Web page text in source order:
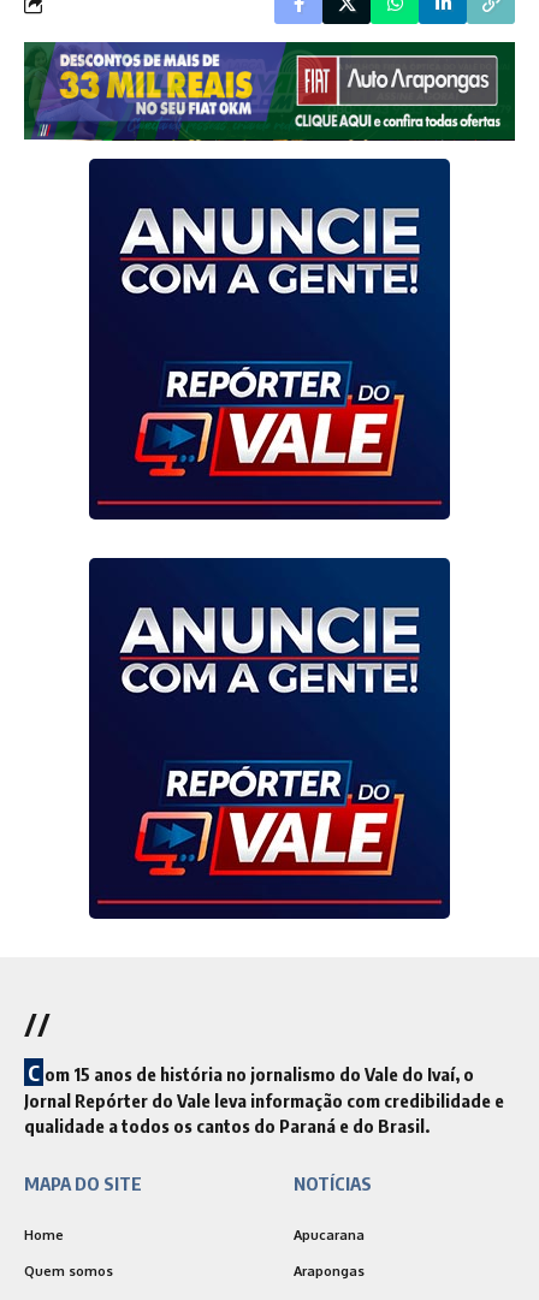
//
C om 15 anos de história no jornalismo do Vale do Ivaí, o
Jornal Repórter do Vale leva informação com credibilidade e
qualidade a todos os cantos do Paraná e do Brasil.
MAPA DO SITE
Home
Quem somos
NOTÍCIAS
Apucarana
Arapongas